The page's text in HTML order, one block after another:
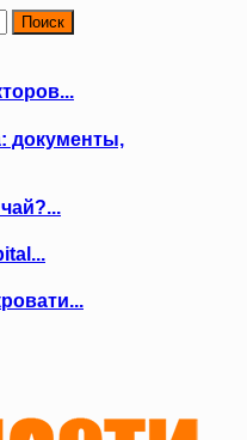
документы,